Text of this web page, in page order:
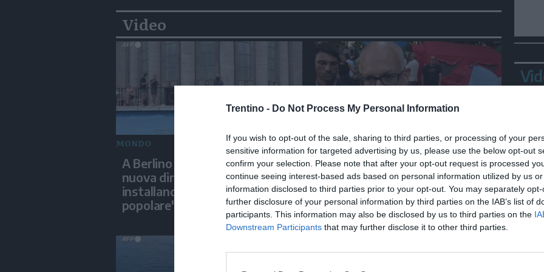
Trentino - Do Not Process My Personal Information
If you wish to opt-out of the sale, sharing to third parties, or processing of your
sensitive information for targeted advertising by us, please use the below opt-out
confirm your selection. Please note that after your opt-out request is processed
continue seeing interest-based ads based on personal information utilized by us
information disclosed to third parties prior to your opt-out. You may separately
further disclosure of your personal information by third parties on the IAB’s list of
participants. This information may also be disclosed by us to third parties on the
Downstream Participants that may further disclose it to other third parties.
Video
MONDO
A Berlino un teatro inaugura
nuova direzione artistica
installando una "piscina
popolare"
ITALIA
Gualtieri: "Responsabilità del
Viminale su Spin Time? La
posizione dei partiti è nota"